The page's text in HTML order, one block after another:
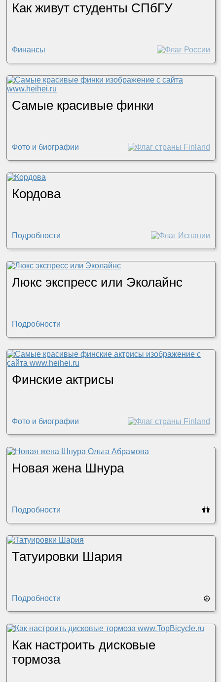
Как живут студенты СПбГУ
Финансы
Самые красивые финки
Фото и биографии
Кордова
Подробности
Люкс экспресс или Эколайнс
Подробности
Финские актрисы
Фото и биографии
Новая жена Шнура
Подробности 👫
Татуировки Шария
Подробности ☮
Как настроить дисковые
тормоза